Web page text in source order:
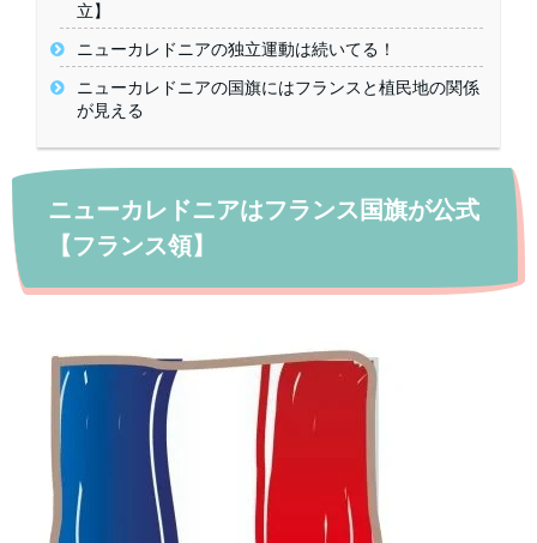
立】
ニューカレドニアの独立運動は続いてる！
ニューカレドニアの国旗にはフランスと植民地の関係
が見える
ニューカレドニアはフランス国旗が公式
【フランス領】